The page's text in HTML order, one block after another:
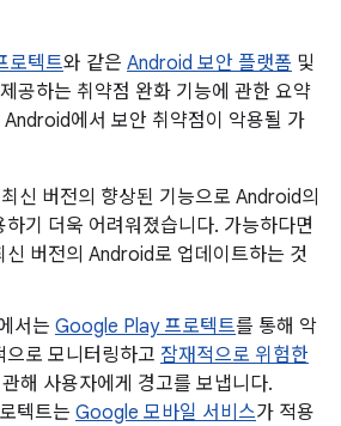
로텍트와 같은 Android 보안 플랫폼 및
공하는 취약점 완화 기능에 관한 요약
에서 보안 취약점이 악용될 가
신 버전의 향상된 기능으로 Android의
하기 더욱 어려워졌습니다. 가능하다면
신 버전의 Android로 업데이트하는 것
서는 Google Play 프로텍트를 통해 악
로 모니터링하고 잠재적으로 위험한
해 사용자에게 경고를 보냅니다.
텍트는 Google 모바일 서비스가 적용